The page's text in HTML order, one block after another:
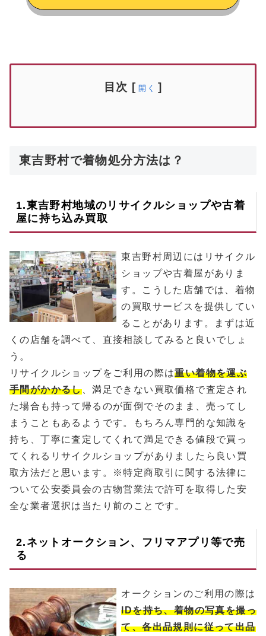
目次 [ 開く ]
東吉野村で着物処分方法は？
1.東吉野村地域のリサイクルショップや古着
屋に持ち込み買取
東吉野村周辺にはリサイクル
ショップや古着屋がありま
す。こうした店舗では、着物
の買取サービスを提供してい
ることがあります。まずは近
くの店舗を調べて、直接相談してみると良いでしょ
う。
リサイクルショップをご利用の際は重い着物を運ぶ
手間がかかるし、満足できない買取価格で査定され
た場合も持って帰るのが面倒でそのまま、売ってし
まうこともあるようです。もちろん専門的な知識を
持ち、丁寧に査定してくれて満足できる値段で買っ
てくれるリサイクルショップがありましたら良い買
取方法だと思います。※特定商取引に関する法律に
ついて公安委員会の古物営業法で許可を取得した安
全な業者選択は当たり前のことです。
2.ネットオークション、フリマアプリ等で売
る
オークションのご利用の際は
IDを持ち、着物の写真を撮っ
て、各出品規則に従って出品